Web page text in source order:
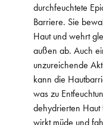
durchfeuchtete
Barriere. Sie
Haut und wehrt
außen ab. Auch
unzureichende
kann die
was zu
dehydrierten Haut
wirkt müde und